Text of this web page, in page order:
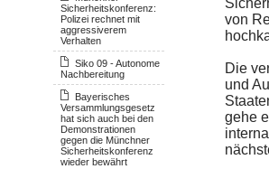
Sicherheitskonferenz:
Polizei rechnet mit
aggressiverem
Verhalten
Siko 09 - Autonome
Nachbereitung
Bayerisches
Versammlungsgesetz
hat sich auch bei den
Demonstrationen
gegen die Münchner
Sicherheitskonferenz
wieder bewährt
von
Die
und
gehe